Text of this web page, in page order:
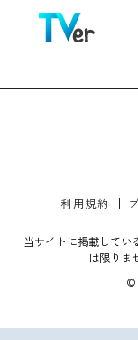
利用規約
当サイトに掲載してい
は限りま
©